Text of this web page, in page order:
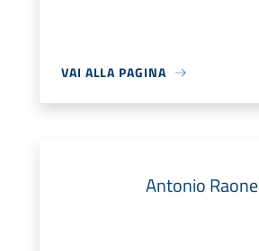
VAI ALLA PAGINA
Antonio Raone